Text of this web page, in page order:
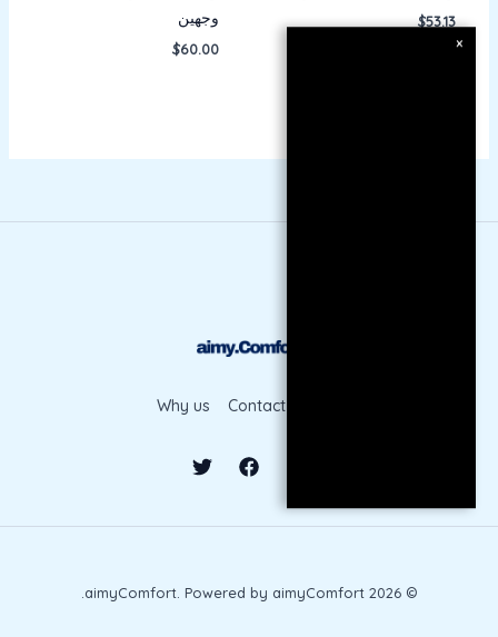
$53.13
وجهين
$60.00
Contact
Why us
© 2026 aimyComfort. Powered by aimyComfort.
×